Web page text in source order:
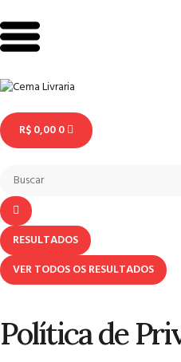
R$0,000
RESULTADOS
VER TODOS OS RESULTADOS
Política de